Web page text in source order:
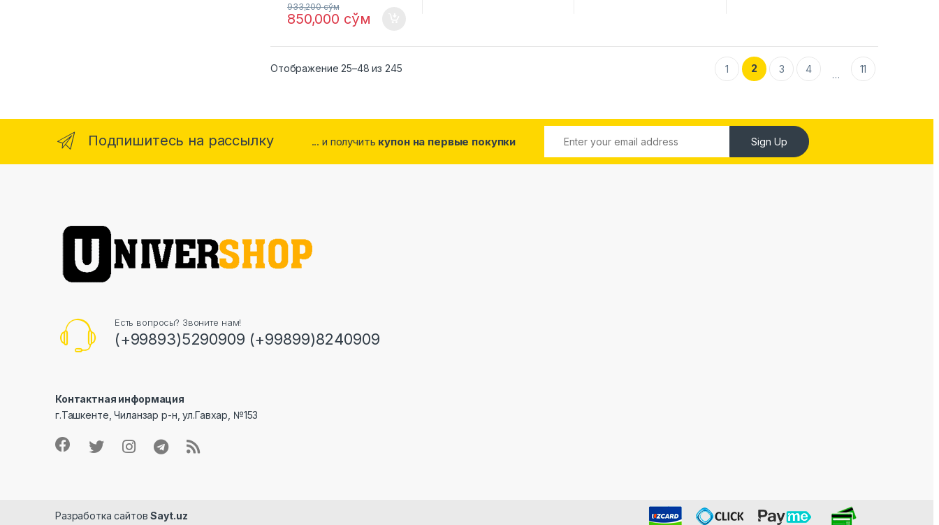
850,000 сўм
933,200сўм
Отображение 25–48 из 245 1 2 3 4 … 11
Подпишитесь на рассылку ... и получить купон на первые покупки Sign Up
Есть вопросы? Звоните нам!
(+99893)5290909 (+99899)8240909
Контактная информация
г.Ташкенте, Чиланзар р-н, ул.Гавхар, №153
Разработка сайтовSayt.uz